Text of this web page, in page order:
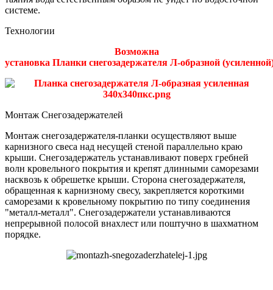
системе.
Технологии
Возможна
установка Планки снегозадержателя Л-образной
Монтаж Снегозадержателей
Монтаж снегозадержателя-планки осуществляют выше
карнизного свеса над несущей стеной параллельно краю
крыши. Снегозадержатель устанавливают поверх гребней
волн кровельного покрытия и крепят длинными саморезами
насквозь к обрешетке крыши. Сторона снегозадержателя,
обращенная к карнизному свесу, закрепляется короткими
саморезами к кровельному покрытию по типу соединения
"металл-металл". Снегозадержатели устанавливаются
непрерывной полосой внахлест или поштучно в шахматном
порядке.